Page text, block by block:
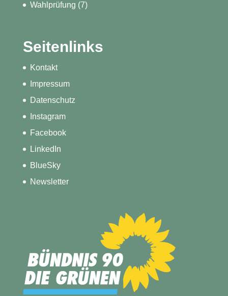
Wahlprüfung (7)
Seitenlinks
Kontakt
Impressum
Datenschutz
Instagram
Facebook
LinkedIn
BlueSky
Newsletter